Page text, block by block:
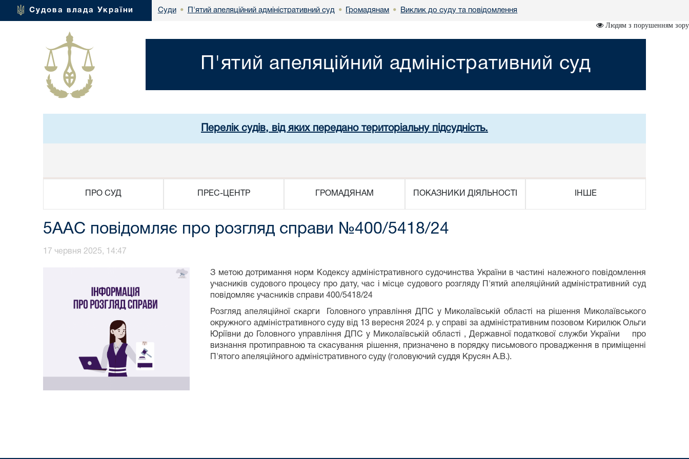
Судова влада України Суди • П'ятий апеляційний адміністративний суд • Громадянам • Виклик до суду та повідомлення
Людям з порушенням зору
П'ятий апеляційний адміністративний суд
Перелік судів, від яких передано територіальну підсудність.
ПРО СУД ПРЕС-ЦЕНТР ГРОМАДЯНАМ ПОКАЗНИКИ ДІЯЛЬНОСТІ ІНШЕ
5ААС повідомляє про розгляд справи №400/5418/24
17 червня 2025, 14:47
З метою дотримання норм Кодексу адміністративного судочинства України в частині належного повідомлення
учасників судового процесу про дату, час і місце судового розгляду П'ятий апеляційний адміністративний суд
повідомляє учасників справи 400/5418/24
Розгляд апеляційної скарги Головного управління ДПС у Миколаївській області на рішення Миколаївського
окружного адміністративного суду від 13 вересня 2024 р. у справі за адміністративним позовом Кирилюк Ольги
Юріївни до Головного управління ДПС у Миколаївській області , Державної податкової служби України про
визнання протиправною та скасування рішення, призначено в порядку письмового провадження в приміщенні
П'ятого апеляційного адміністративного суду (головуючий суддя Крусян А.В.).